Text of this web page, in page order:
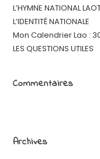
L’HYMNE NATIONAL
L’IDENTITÉ NATIONALE
Mon Calendrier Lao :
LES QUESTIONS UTILES
Commentaires
Archives